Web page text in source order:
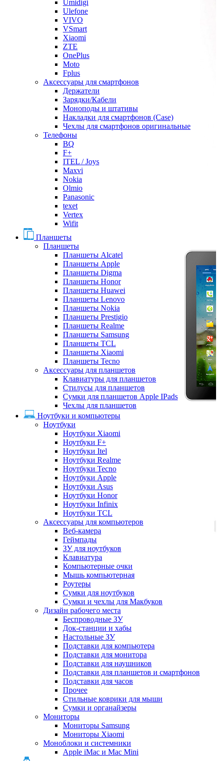
Umidigi
Ulefone
VIVO
VSmart
Xiaomi
ZTE
OnePlus
Moto
Fplus
Аксессуары для смартфонов
Держатели
Зарядки/Кабели
Моноподы и штативы
Накладки для смартфонов (Case)
Чехлы для смартфонов оригинальные
Телефоны
BQ
F+
ITEL / Joys
Maxvi
Nokia
Olmio
Panasonic
texet
Vertex
Wifit
Планшеты
Планшеты
Планшеты Alcatel
Планшеты Apple
Планшеты Digma
Планшеты Honor
Планшеты Huawei
Планшеты Lenovo
Планшеты Nokia
Планшеты Prestigio
Планшеты Realme
Планшеты Samsung
Планшеты TCL
Планшеты Xiaomi
Планшеты Tecno
Аксессуары для планшетов
Клавиатуры для планшетов
Стилусы для планшетов
Сумки для планшетов Apple IPads
Чехлы для планшетов
Ноутбуки и компьютеры
Ноутбуки
Ноутбуки Xiaomi
Ноутбуки F+
Ноутбуки Itel
Ноутбуки Realme
Ноутбуки Tecno
Ноутбуки Apple
Ноутбуки Asus
Ноутбуки Honor
Ноутбуки Infinix
Ноутбуки TCL
Аксессуары для компьютеров
Веб-камера
Геймпады
ЗУ для ноутбуков
Клавиатура
Компьютерные очки
Мышь компьютерная
Роутеры
Сумки для ноутбуков
Сумки и чехлы для Макбуков
Дизайн рабочего места
Беспроводные ЗУ
Док-станции и хабы
Настольные ЗУ
Подставки для компьютера
Подставки для монитора
Подставки для наушников
Подставки для планшетов и смартфонов
Подставки для часов
Прочее
Стильные коврики для мыши
Сумки и органайзеры
Мониторы
Мониторы Samsung
Мониторы Xiaomi
Моноблоки и системники
Apple iMac и Mac Mini